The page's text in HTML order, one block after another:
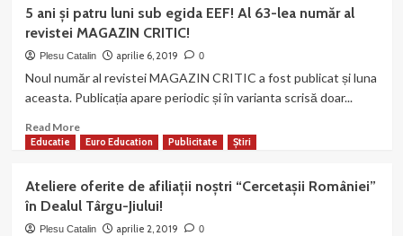
noastre!
echipa
noastră
din
Oltenia!
petiția
Istoria”!
5 ani și patru luni sub egida EEF! Al 63-lea număr al
revistei MAGAZIN CRITIC!
Plesu Catalin aprilie 6, 2019 0
Noul număr al revistei MAGAZIN CRITIC a fost publicat și luna
aceasta. Publicația apare periodic și în varianta scrisă doar...
Read MoreRead
more
ani
și
patru
Educatie Euro Education Publicitate Știri
Ateliere oferite de afiliații noștri “Cercetașii României”
în Dealul Târgu-Jiului!
Plesu Catalin aprilie 2, 2019 0